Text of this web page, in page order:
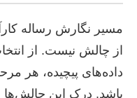
مسیر نگارش رساله
از چالش نیست. از
داده‌های پیچیده، هر
باشد. درک این چالش‌ها و